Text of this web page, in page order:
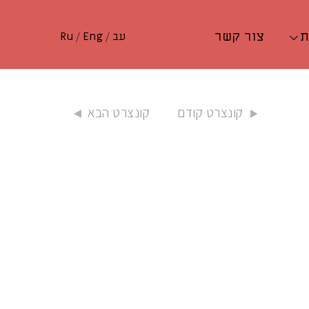
צור קשר עב /
Eng
/
Ru
קונצרט קודם קונצרט הבא